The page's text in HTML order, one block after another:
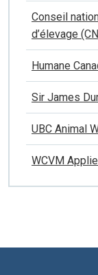
Conseil
d’élevage
Humane
Sir James
UBC Animal
WCVM